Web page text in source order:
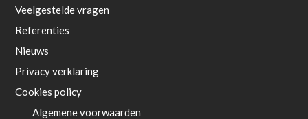
Veelgestelde vragen
Referenties
Nieuws
Privacy verklaring
Cookies policy
Algemene voorwaarden